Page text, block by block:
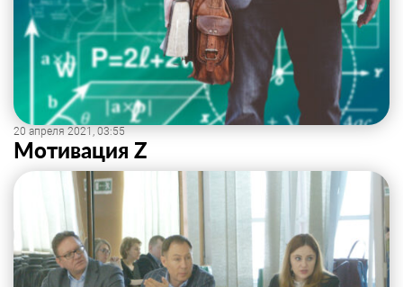
20 апреля 2021, 03:55
Мотивация Z